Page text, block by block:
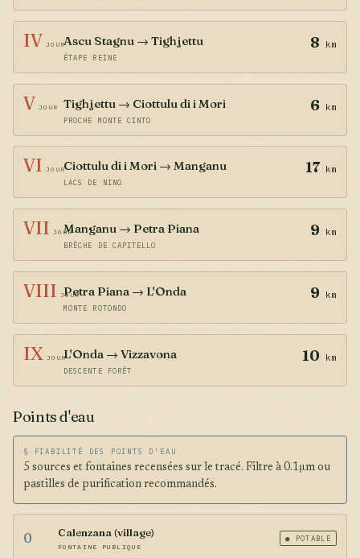
IV JOURAscu Stagnu → Tighjettu
ÉTAPE REINE
8 km
V JOUR Tighjettu → Ciottulu di i Mori
PROCHE MONTE CINTO
6 km
VI JOURCiottulu di i Mori → Manganu
LACS DE NINO
17 km
VII JOURManganu → Petra Piana
BRÈCHE DE CAPITELLO
9 km
VIII JOUR
Petra Piana → L'Onda
MONTE ROTONDO
9 km
IX JOURL'Onda → Vizzavona
DESCENTE FORÊT
10 km
Points d'eau
§ FIABILITÉ DES POINTS D'EAU
5 sources et fontaines recensées sur le tracé. Filtre à 0.1μm ou
pastilles de purification recommandés.
0 Calenzana (village)
FONTAINE PUBLIQUE
● POTABLE